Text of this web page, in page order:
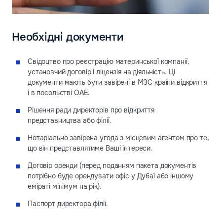
Необхідні документи
Свідоцтво про реєстрацію материнської компанії,
установчий договір і ліцензія на діяльність. Ці
документи мають бути завірені в МЗС країни відкриття
і в посольстві ОАЕ.
Рішення ради директорів про відкриття
представництва або філії.
Нотаріально завірена угода з місцевим агентом про те,
що він представлятиме Ваші інтереси.
Договір оренди (перед поданням пакета документів
потрібно буде орендувати офіс у Дубаї або іншому
еміраті мінімум на рік).
Паспорт директора філії.